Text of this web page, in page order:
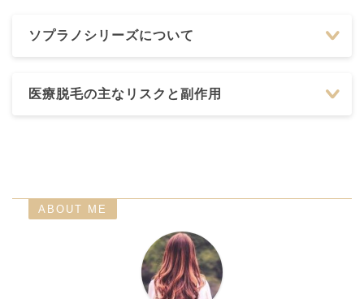
ソプラノシリーズについて
医療脱毛の主なリスクと副作用
ABOUT ME